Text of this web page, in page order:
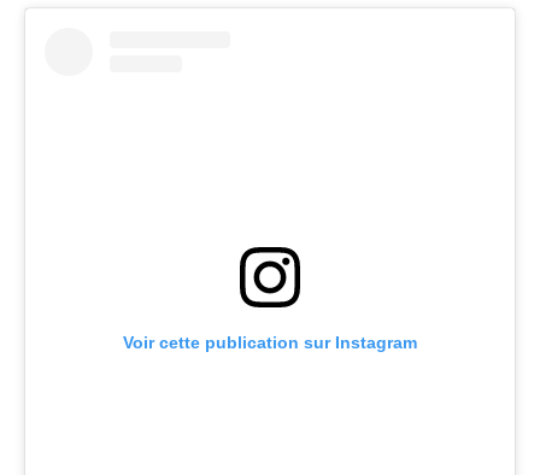
Voir cette publication sur Instagram